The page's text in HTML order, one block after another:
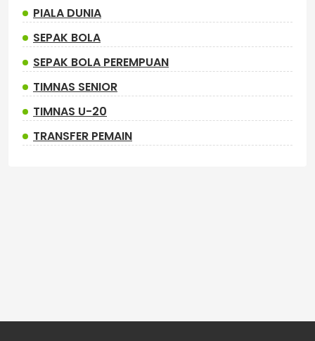
PIALA DUNIA
SEPAK BOLA
SEPAK BOLA PEREMPUAN
TIMNAS SENIOR
TIMNAS U-20
TRANSFER PEMAIN